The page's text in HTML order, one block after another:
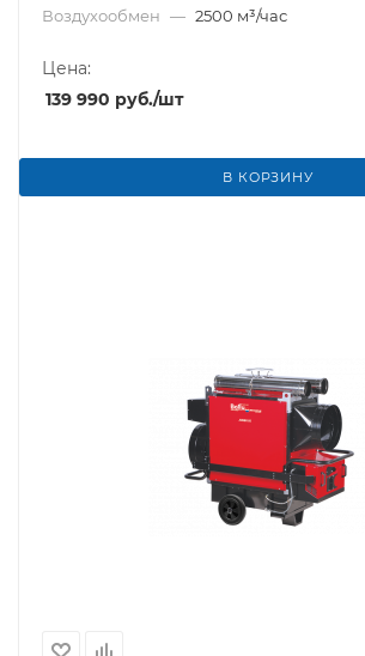
Воздухообмен — 2500 м³/час
Цена:
139 990 руб./шт
В КОРЗИНУ